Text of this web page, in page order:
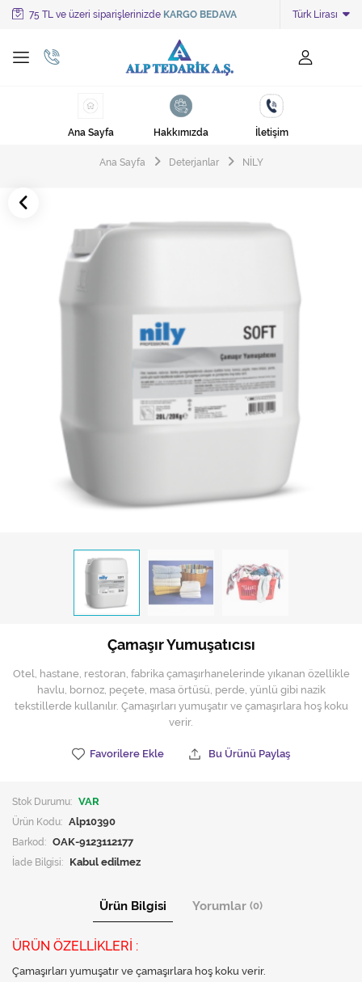
75 TL ve üzeri siparişlerinizde KARGO BEDAVA Türk Lirası
Tüm Kategoriler
Ayakkabı Cila Makineleri
Cila Makineleri
Çöp Torbaları
Deterjanlar
Endüstriyel Zemin Yıkama Makineleri
Halı Kurutma Makineleri
Kıvırcık paspas
Mekanik Dış Alan Süpürücüler
Otel Ekipmanları
Sıfır Atık Çöp Torbaları
Tek-Çift Kovalı Temizlik Arabası
Toptan Temizlik Malzemeleri
Zemin Yıkama Pedleri
Ana Sayfa Hakkımızda İletişim
Ana Sayfa Deterjanlar NİLY
Çamaşır Yumuşatıcısı
Otel, hastane, restoran, fabrika çamaşırhanelerinde yıkanan özellikle
havlu, bornoz, peçete, masa örtüsü, perde, yünlü gibi nazik
tekstillerde kullanılır. Çamaşırları yumuşatır ve çamaşırlara hoş koku
verir.
Favorilere Ekle Bu Ürünü Paylaş
Stok Durumu: VAR
Ürün Kodu: Alp10390
Barkod: OAK-9123112177
İade Bilgisi:
Ürün Bilgisi Yorumlar (0)
ÜRÜN ÖZELLİKLERİ :
Çamaşırları yumuşatır ve çamaşırlara hoş koku verir.